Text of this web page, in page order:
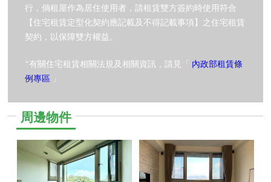
行，倘租屋作為居住使用者，請租賃雙方簽約時使用符合
【住宅租賃定型化契約應記載及不得記載事項】之住宅租賃
契約，以保障雙方權益。
*有關住宅租賃相關法規及相關資訊，請見「 內政部租賃條
例專區 」
周邊物件